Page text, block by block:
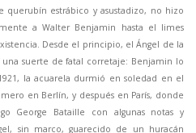
querubín estrábico y asustadizo, no hizo
a Walter Benjamin hasta el limes
Desde el principio, el Ángel de la
suerte de fatal corretaje: Benjamin lo
la acuarela durmió en soledad en el
en Berlín, y después en París, donde
George Bataille con algunas notas y
sin marco, guarecido de un huracán